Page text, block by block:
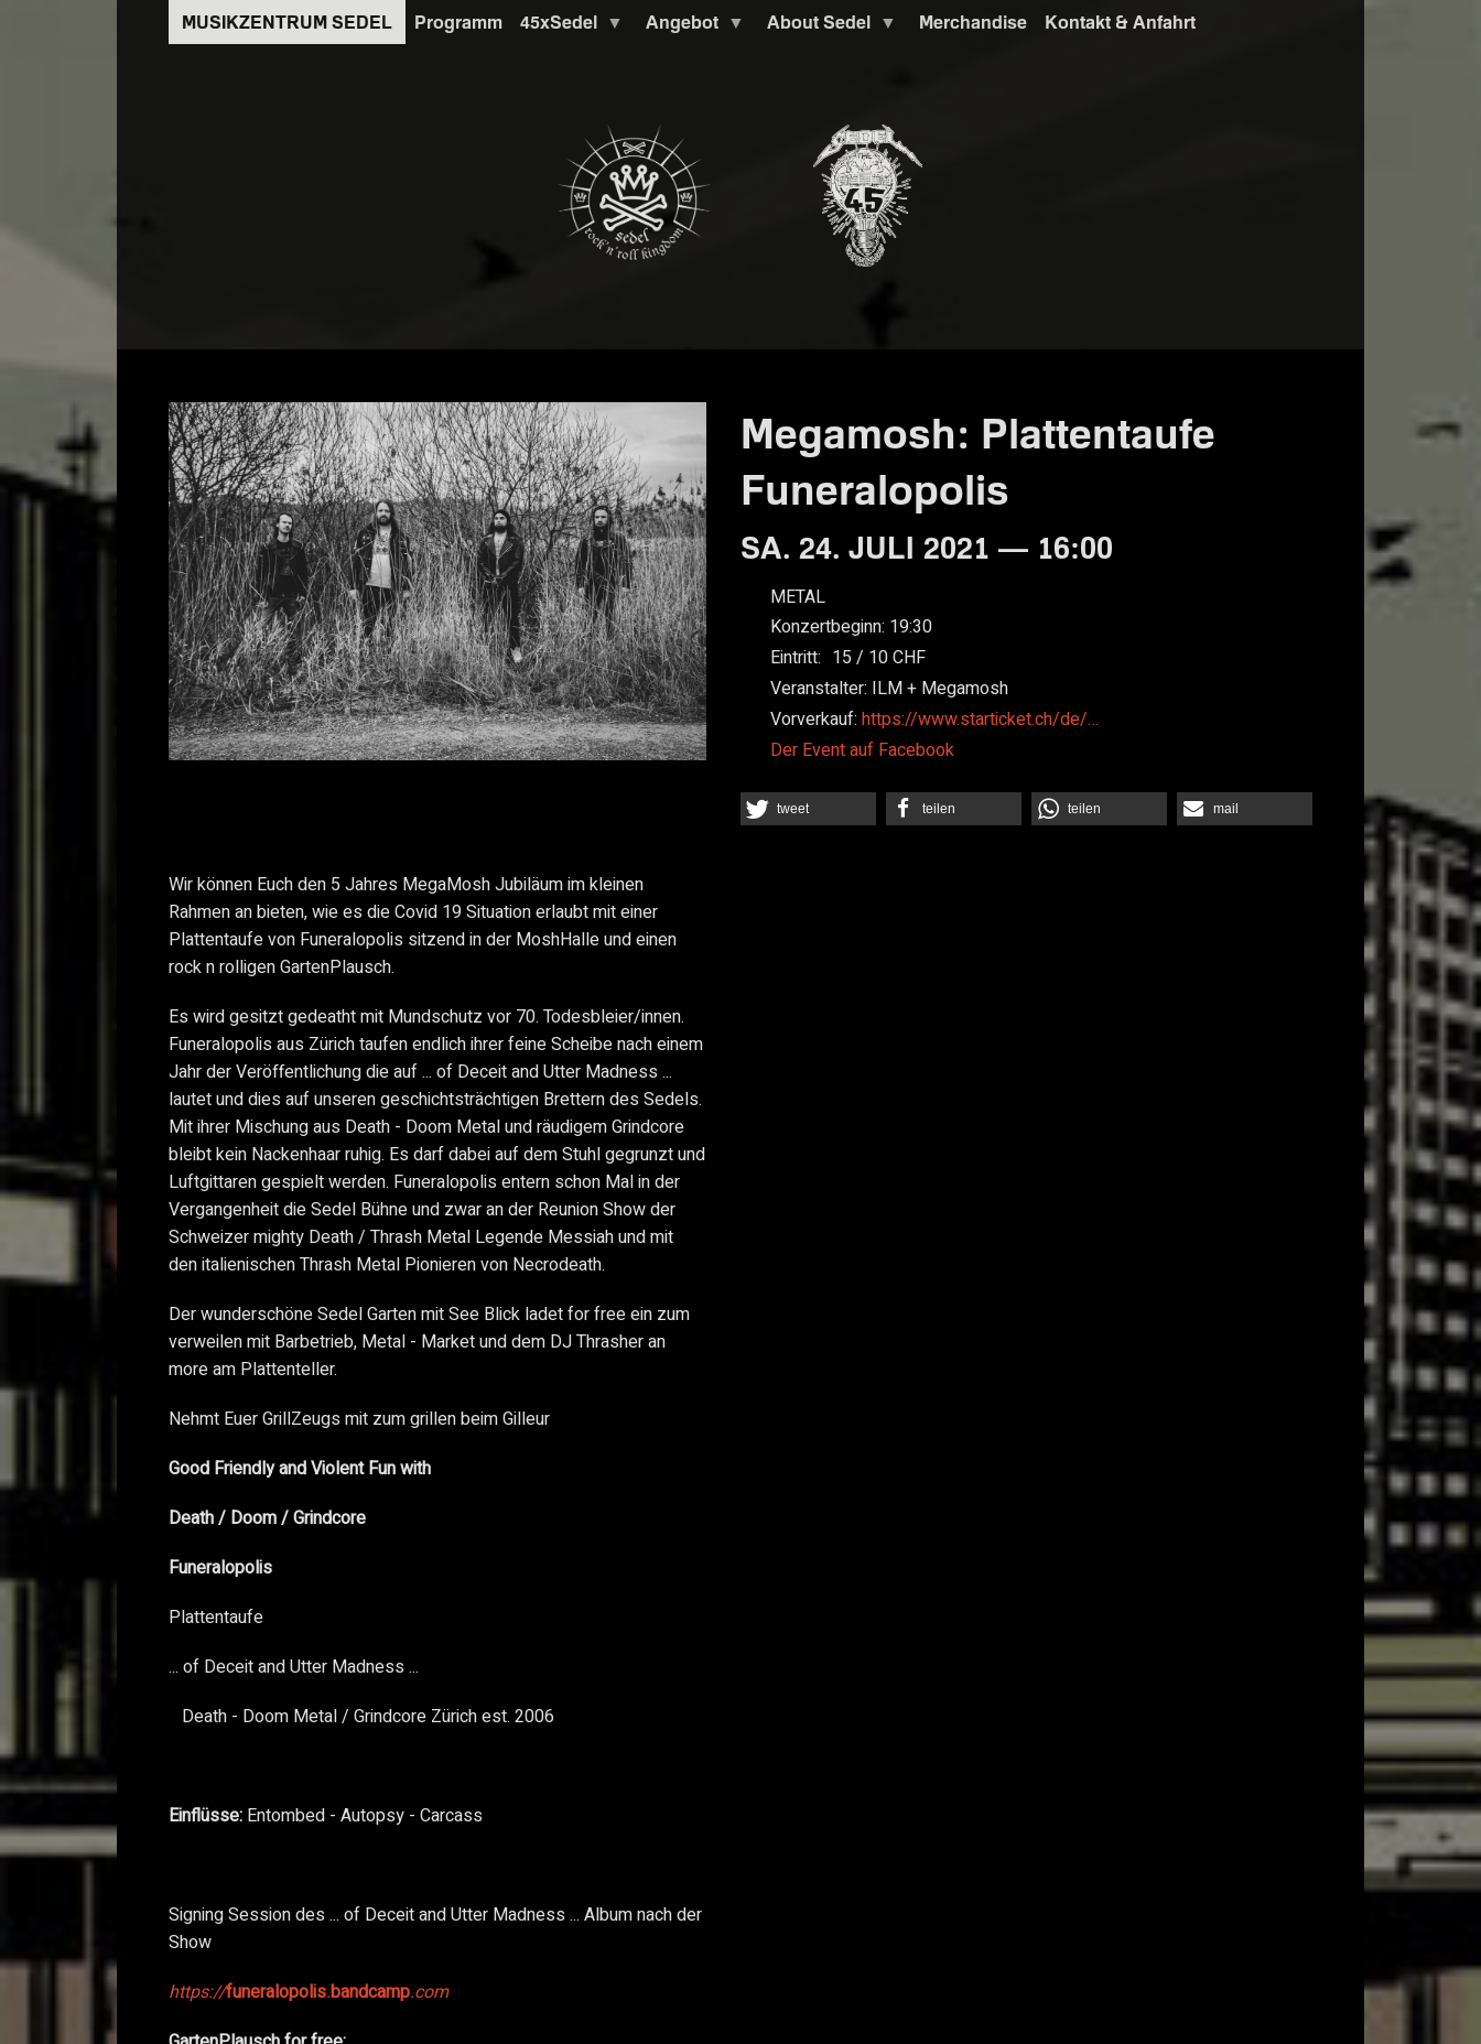
Programm 45xSedel Angebot About Sedel Merchandise Kontakt & Anfahrt
Megamosh: Plattentaufe
Funeralopolis
SA. 24. JULI 2021 — 16:00
METAL
Konzertbeginn: 19:30
Eintritt: 15
10
Veranstalter: ILM + Megamosh
Vorverkauf: https://www.starticket.ch/de/…
Der Event auf Facebook
tweet teilen teilen mail
Wir können Euch den 5 Jahres MegaMosh Jubiläum im kleinen
Rahmen an bieten, wie es die Covid 19 Situation erlaubt mit einer
Plattentaufe von Funeralopolis sitzend in der MoshHalle und einen
rock n rolligen GartenPlausch.
Es wird gesitzt gedeatht mit Mundschutz vor 70. Todesbleier/innen.
Funeralopolis aus Zürich taufen endlich ihrer feine Scheibe nach einem
Jahr der Veröffentlichung die auf ... of Deceit and Utter Madness ...
lautet und dies auf unseren geschichtsträchtigen Brettern des Sedels.
Mit ihrer Mischung aus Death - Doom Metal und räudigem Grindcore
bleibt kein Nackenhaar ruhig. Es darf dabei auf dem Stuhl gegrunzt und
Luftgittaren gespielt werden. Funeralopolis entern schon Mal in der
Vergangenheit die Sedel Bühne und zwar an der Reunion Show der
Schweizer mighty Death / Thrash Metal Legende Messiah und mit
den italienischen Thrash Metal Pionieren von Necrodeath.
Der wunderschöne Sedel Garten mit See Blick ladet for free ein zum
verweilen mit Barbetrieb, Metal - Market und dem DJ Thrasher an
more am Plattenteller.
Nehmt Euer GrillZeugs mit zum grillen beim Gilleur
Good Friendly and Violent Fun with
Death / Doom / Grindcore
Funeralopolis
Plattentaufe
... of Deceit and Utter Madness ...
Death - Doom Metal / Grindcore Zürich est. 2006
Einflüsse: Entombed - Autopsy - Carcass
Signing Session des ... of Deceit and Utter Madness ... Album nach der
Show
https://funeralopolis.bandcamp.com